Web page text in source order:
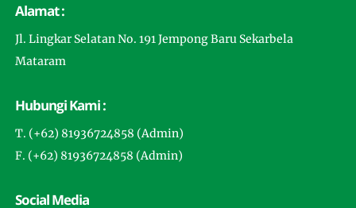
Alamat :
Jl. Lingkar Selatan No. 191 Jempong Baru Sekarbela
Mataram
Hubungi Kami :
T. (+62) 81936724858 (Admin)
F. (+62) 81936724858 (Admin)
Social Media